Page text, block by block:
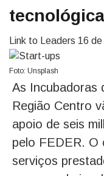
Link to Leaders 16
Foto: Unsplash
As Incubadoras
Região Centro
apoio de seis
pelo FEDER. O
serviços